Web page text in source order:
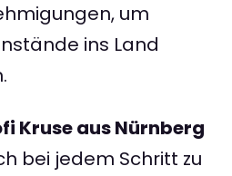
um
ins Land
Kruse aus Nürnberg
bei jedem Schritt zu